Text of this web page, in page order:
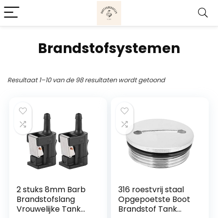
Brandstofsystemen
Resultaat 1–10 van de 98 resultaten wordt getoond
2 stuks 8mm Barb
Brandstofslang
Vrouwelijke Tank
316 roestvrij staal
Opgepoetste Boot
Brandstof Tank